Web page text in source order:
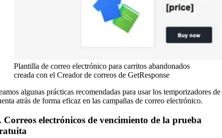
Plantilla de correo electrónico para carritos abandonados
creada con el Creador de correos de GetResponse
algunas prácticas recomendadas para usar los temporizadores de
atrás de forma eficaz en las campañas de correo electrónico.
Correos electrónicos de vencimiento de la prueba